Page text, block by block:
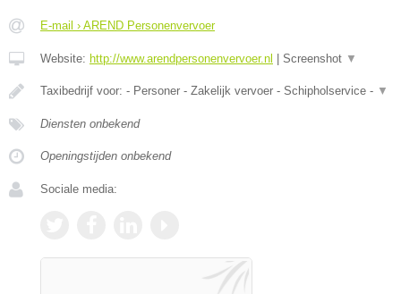
E-mail › AREND Personenvervoer
Website: http://www.arendpersonenvervoer.nl Screenshot ▼
Taxibedrijf voor: - Personer - Zakelijk vervoer - Schipholservice - ▼
Diensten onbekend
Openingstijden onbekend
Sociale media: